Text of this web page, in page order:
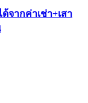
จากค่าเช่า+เสา